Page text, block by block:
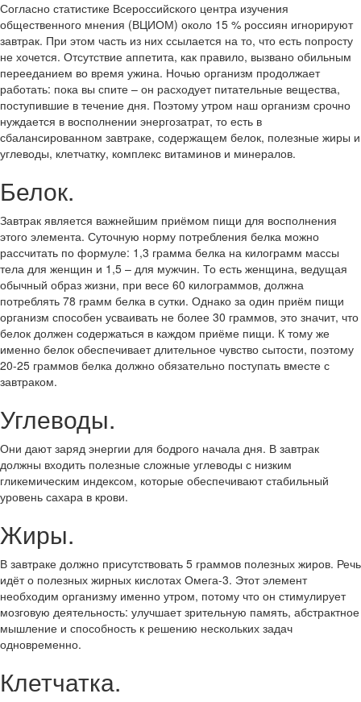
Согласно статистике Всероссийского центра изучения
общественного мнения (ВЦИОМ) около 15 % россиян игнорируют
завтрак. При этом часть из них ссылается на то, что есть попросту
не хочется. Отсутствие аппетита, как правило, вызвано обильным
перееданием во время ужина. Ночью организм продолжает
работать: пока вы спите – он расходует питательные вещества,
поступившие в течение дня. Поэтому утром наш организм срочно
нуждается в восполнении энергозатрат, то есть в
сбалансированном завтраке, содержащем белок, полезные жиры и
углеводы, клетчатку, комплекс витаминов и минералов.
Белок.
Завтрак является важнейшим приёмом пищи для восполнения
этого элемента. Суточную норму потребления белка можно
рассчитать по формуле: 1,3 грамма белка на килограмм массы
тела для женщин и 1,5 – для мужчин. То есть женщина, ведущая
обычный образ жизни, при весе 60 килограммов, должна
потреблять 78 грамм белка в сутки. Однако за один приём пищи
организм способен усваивать не более 30 граммов, это значит, что
белок должен содержаться в каждом приёме пищи. К тому же
именно белок обеспечивает длительное чувство сытости, поэтому
20-25 граммов белка должно обязательно поступать вместе с
завтраком.
Углеводы.
Они дают заряд энергии для бодрого начала дня. В завтрак
должны входить полезные сложные углеводы с низким
гликемическим индексом, которые обеспечивают стабильный
уровень сахара в крови.
Жиры.
В завтраке должно присутствовать 5 граммов полезных жиров. Речь
идёт о полезных жирных кислотах Омега-3. Этот элемент
необходим организму именно утром, потому что он стимулирует
мозговую деятельность: улучшает зрительную память, абстрактное
мышление и способность к решению нескольких задач
одновременно.
Клетчатка.